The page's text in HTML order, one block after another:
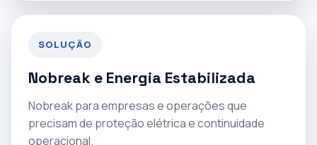
SOLUÇÃO
Nobreak e Energia Estabilizada
Nobreak para empresas e operações que
precisam de proteção elétrica e continuidade
operacional.